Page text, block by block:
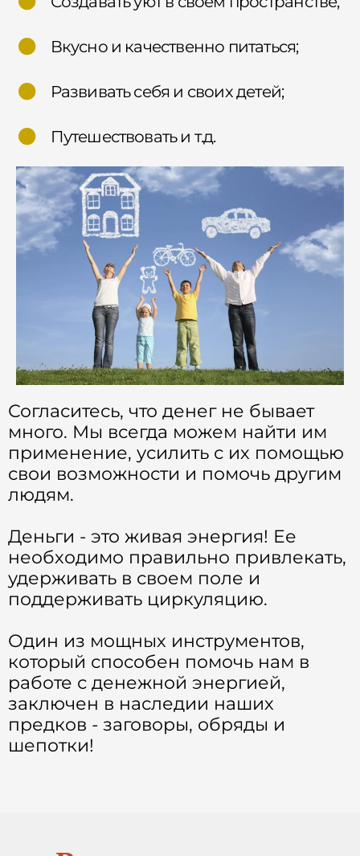
Вкусно и качественно питаться;
Развивать себя и своих детей;
Путешествовать и т.д.
Согласитесь, что денег не бывает
много. Мы всегда можем найти им
применение, усилить с их помощью
свои возможности и помочь другим
людям.
Деньги - это живая энергия! Ее
необходимо правильно привлекать,
удерживать в своем поле и
поддерживать циркуляцию.
Один из мощных инструментов,
который способен помочь нам в
работе с денежной энергией,
заключен в наследии наших
предков - заговоры, обряды и
шепотки!